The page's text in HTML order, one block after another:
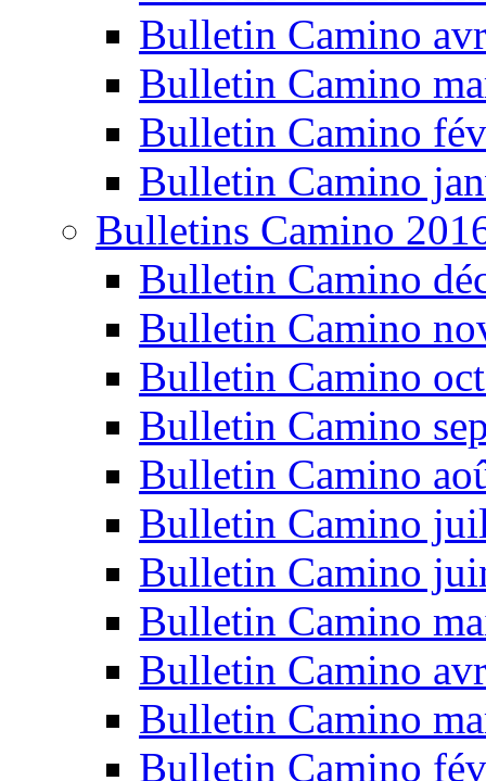
Bulletin Camino
Bulletin Camino
Bulletin Camino
Bulletin Camino
Bulletins Camino
Bulletin Camino
Bulletin Camino
Bulletin Camino
Bulletin Camino
Bulletin Camino
Bulletin Camino
Bulletin Camino
Bulletin Camino
Bulletin Camino
Bulletin Camino
Bulletin Camino